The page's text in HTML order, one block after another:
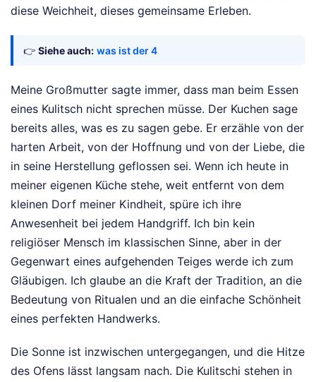
diese Weichheit, dieses gemeinsame Erleben.
👉 Siehe auch: was ist der 4
Meine Großmutter sagte immer, dass man beim Essen
eines Kulitsch nicht sprechen müsse. Der Kuchen sage
bereits alles, was es zu sagen gebe. Er erzähle von der
harten Arbeit, von der Hoffnung und von der Liebe, die
in seine Herstellung geflossen sei. Wenn ich heute in
meiner eigenen Küche stehe, weit entfernt von dem
kleinen Dorf meiner Kindheit, spüre ich ihre
Anwesenheit bei jedem Handgriff. Ich bin kein
religiöser Mensch im klassischen Sinne, aber in der
Gegenwart eines aufgehenden Teiges werde ich zum
Gläubigen. Ich glaube an die Kraft der Tradition, an die
Bedeutung von Ritualen und an die einfache Schönheit
eines perfekten Handwerks.
Die Sonne ist inzwischen untergegangen, und die Hitze
des Ofens lässt langsam nach. Die Kulitschi stehen in